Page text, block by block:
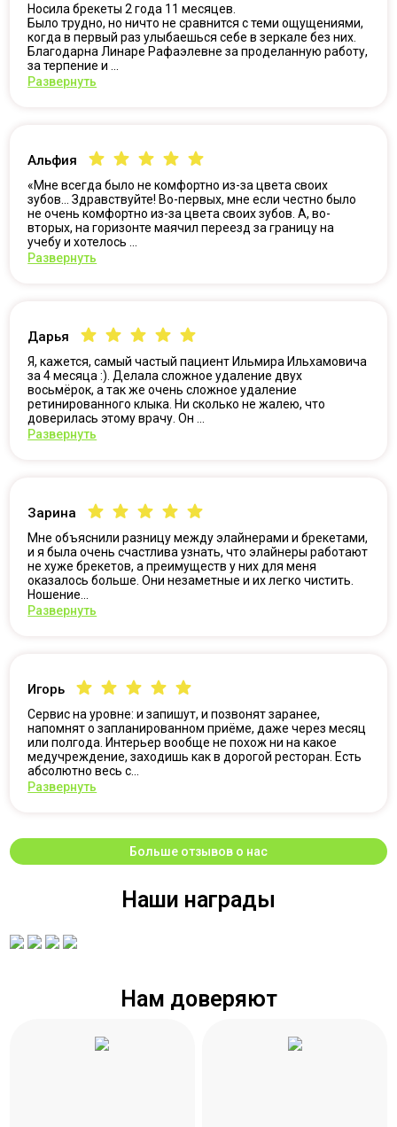
Носила брекеты 2 года 11 месяцев.
Было трудно, но ничто не сравнится с теми ощущениями,
когда в первый раз улыбаешься себе в зеркале без них.
Благодарна Линаре Рафаэлевне за проделанную работу,
за терпение и ...
Развернуть
Альфия
«Мне всегда было не комфортно из-за цвета своих
зубов... Здравствуйте! Во-первых, мне если честно было
не очень комфортно из-за цвета своих зубов. А, во-
вторых, на горизонте маячил переезд за границу на
учебу и хотелось ...
Развернуть
Дарья
Я, кажется, самый частый пациент Ильмира Ильхамовича
за 4 месяца :). Делала сложное удаление двух
восьмёрок, а так же очень сложное удаление
ретинированного клыка. Ни сколько не жалею, что
доверилась этому врачу. Он ...
Развернуть
Зарина
Мне объяснили разницу между элайнерами и брекетами,
и я была очень счастлива узнать, что элайнеры работают
не хуже брекетов, а преимуществ у них для меня
оказалось больше. Они незаметные и их легко чистить.
Ношение...
Развернуть
Игорь
Сервис на уровне: и запишут, и позвонят заранее,
напомнят о запланированном приёме, даже через месяц
или полгода. Интерьер вообще не похож ни на какое
медучреждение, заходишь как в дорогой ресторан. Есть
абсолютно весь с...
Развернуть
Больше отзывов о нас
Наши награды
Нам доверяют